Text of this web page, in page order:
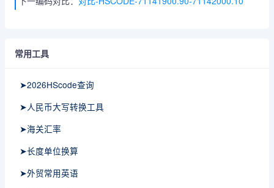
常用工具
➤2026HScode查询
➤人民币大写转换工具
➤海关汇率
➤长度单位换算
➤外贸常用英语